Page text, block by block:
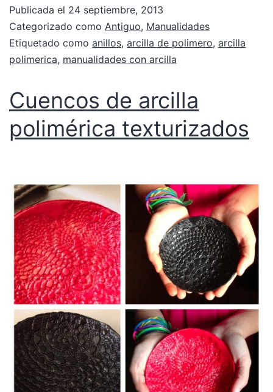
Publicada el 24 septiembre, 2013
Categorizado como Antiguo, Manualidades
Etiquetado como anillos, arcilla de polimero, arcilla
polimerica, manualidades con arcilla
Cuencos de arcilla
polimérica texturizados